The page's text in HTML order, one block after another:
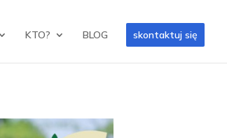
KTO? BLOG skontaktuj się